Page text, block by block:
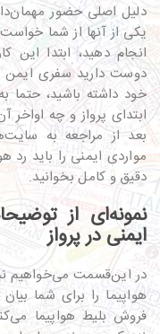
دلیل اصلی حضور
یکی از آنها از شما
انجام دهید، ابتدا این
دوست دارید سفری ایمن
خود داشته باشید،
ابتدای پرواز و چه اواخر
بعد از مراجعه به
مواردی ایمنی را باید رد
دقیق و کامل بخوانید.
نمونه‌ای از
ایمنی در پرواز
در این‌قسمت می‌خواهیم
هواپیما را برای شما
فروش بلیط هواپیما